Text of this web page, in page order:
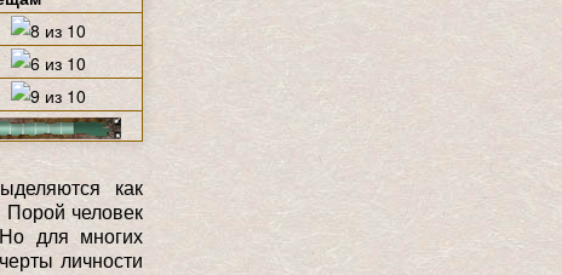
как
Порой человек
для многих
личности